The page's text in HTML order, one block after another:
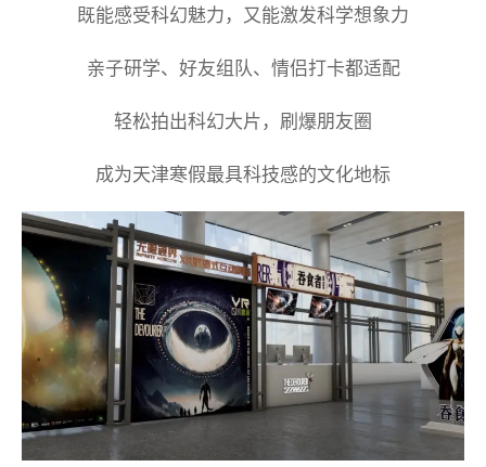
既能感受科幻魅力，又能激发科学想象力
亲子研学、好友组队、情侣打卡都适配
轻松拍出科幻大片，刷爆朋友圈
成为天津寒假最具科技感的文化地标